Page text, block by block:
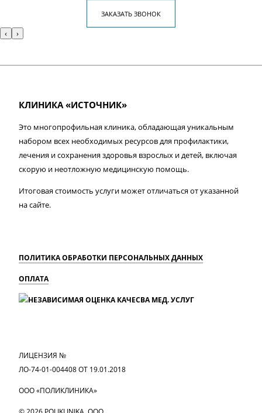
ЗАКАЗАТЬ ЗВОНОК
‹ ›
КЛИНИКА «ИСТОЧНИК»
Это многопрофильная клиника, обладающая уникальным
набором всех необходимых ресурсов для профилактики,
лечения и сохранения здоровья взрослых и детей, включая
скорую и неотложную медицинскую помощь.
Итоговая стоимость услуги может отличаться от указанной
на сайте.
ПОЛИТИКА ОБРАБОТКИ ПЕРСОНАЛЬНЫХ ДАННЫХ
ОПЛАТА
ЛИЦЕНЗИЯ №
ЛО-74-01-004408 ОТ 19.01.2018
ООО «ПОЛИКЛИНИКА»